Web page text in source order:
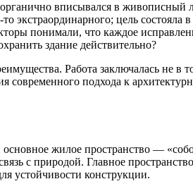
вписывался в живописный
цель состояла
понимали, что каждое
здание действительно?
Работа заключалась не
подхода к
жилое пространство —
с природой. Главное
устойчивости конструкции.